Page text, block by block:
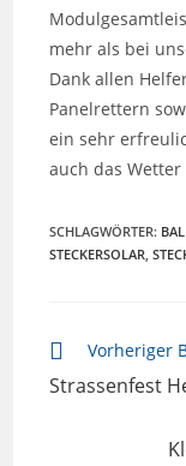
mehr als bei
Dank allen
Panelrettern
ein sehr
auch das
SCHLAGWÖRTER:
STECKERSOLAR,
Weitere
ansehen
Vorheriger
Strassenfest